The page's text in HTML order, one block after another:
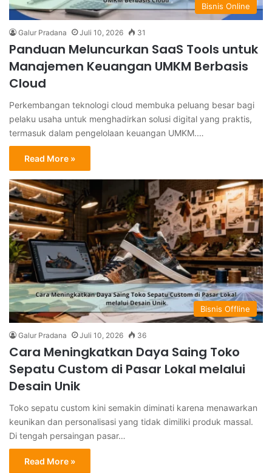
Bisnis Online
Galur Pradana Juli 10, 2026 31
Panduan Meluncurkan SaaS Tools untuk
Manajemen Keuangan UMKM Berbasis
Cloud
Perkembangan teknologi cloud membuka peluang besar bagi
pelaku usaha untuk menghadirkan solusi digital yang praktis,
termasuk dalam pengelolaan keuangan UMKM.…
Read More »
Bisnis Offline
Galur Pradana Juli 10, 2026 36
Cara Meningkatkan Daya Saing Toko
Sepatu Custom di Pasar Lokal melalui
Desain Unik
Toko sepatu custom kini semakin diminati karena menawarkan
keunikan dan personalisasi yang tidak dimiliki produk massal.
Di tengah persaingan pasar…
Read More »